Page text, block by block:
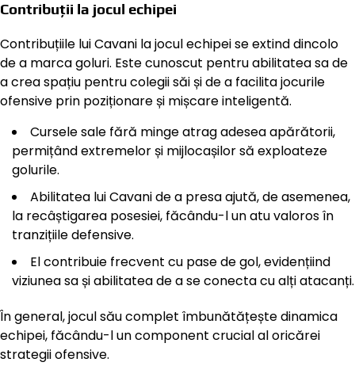
Contribuții la jocul echipei
Contribuțiile lui Cavani la jocul echipei se extind dincolo
de a marca goluri. Este cunoscut pentru abilitatea sa de
a crea spațiu pentru colegii săi și de a facilita jocurile
ofensive prin poziționare și mișcare inteligentă.
Cursele sale fără minge atrag adesea apărătorii,
permițând extremelor și mijlocașilor să exploateze
golurile.
Abilitatea lui Cavani de a presa ajută, de asemenea,
la recâștigarea posesiei, făcându-l un atu valoros în
tranzițiile defensive.
El contribuie frecvent cu pase de gol, evidențiind
viziunea sa și abilitatea de a se conecta cu alți atacanți.
În general, jocul său complet îmbunătățește dinamica
echipei, făcându-l un component crucial al oricărei
strategii ofensive.